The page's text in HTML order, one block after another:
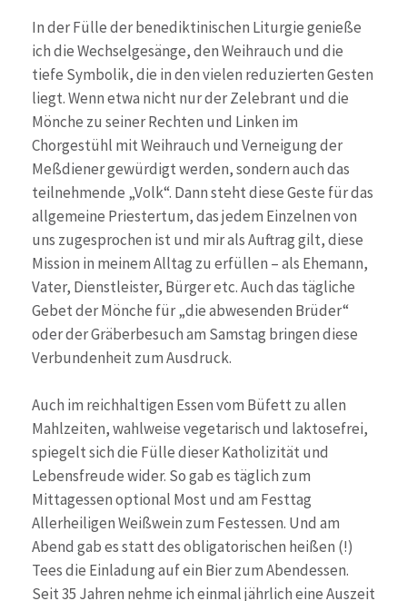
In der Fülle der benediktinischen Liturgie genieße
ich die Wechselgesänge, den Weihrauch und die
tiefe Symbolik, die in den vielen reduzierten Gesten
liegt. Wenn etwa nicht nur der Zelebrant und die
Mönche zu seiner Rechten und Linken im
Chorgestühl mit Weihrauch und Verneigung der
Meßdiener gewürdigt werden, sondern auch das
teilnehmende „Volk“. Dann steht diese Geste für das
allgemeine Priestertum, das jedem Einzelnen von
uns zugesprochen ist und mir als Auftrag gilt, diese
Mission in meinem Alltag zu erfüllen – als Ehemann,
Vater, Dienstleister, Bürger etc. Auch das tägliche
Gebet der Mönche für „die abwesenden Brüder“
oder der Gräberbesuch am Samstag bringen diese
Verbundenheit zum Ausdruck.
Auch im reichhaltigen Essen vom Büfett zu allen
Mahlzeiten, wahlweise vegetarisch und laktosefrei,
spiegelt sich die Fülle dieser Katholizität und
Lebensfreude wider. So gab es täglich zum
Mittagessen optional Most und am Festtag
Allerheiligen Weißwein zum Festessen. Und am
Abend gab es statt des obligatorischen heißen (!)
Tees die Einladung auf ein Bier zum Abendessen.
Seit 35 Jahren nehme ich einmal jährlich eine Auszeit